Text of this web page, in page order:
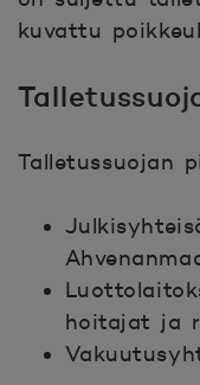
kuvattu
Talletussuojan
hoitajat ja